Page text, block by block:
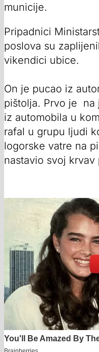
municije.
Pripadnici
poslova su
vikendici ubice.
On je pucao iz
pištolja. Prvo je na
iz automobila u
rafal u grupu ljudi
logorske vatre na
nastavio svoj krvav